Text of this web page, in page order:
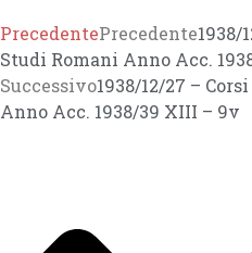
PrecedentePrecedente1938/
Studi Romani Anno Acc.
Successivo1938/12/27 –
Anno Acc. 1938/39 XIII – 9v